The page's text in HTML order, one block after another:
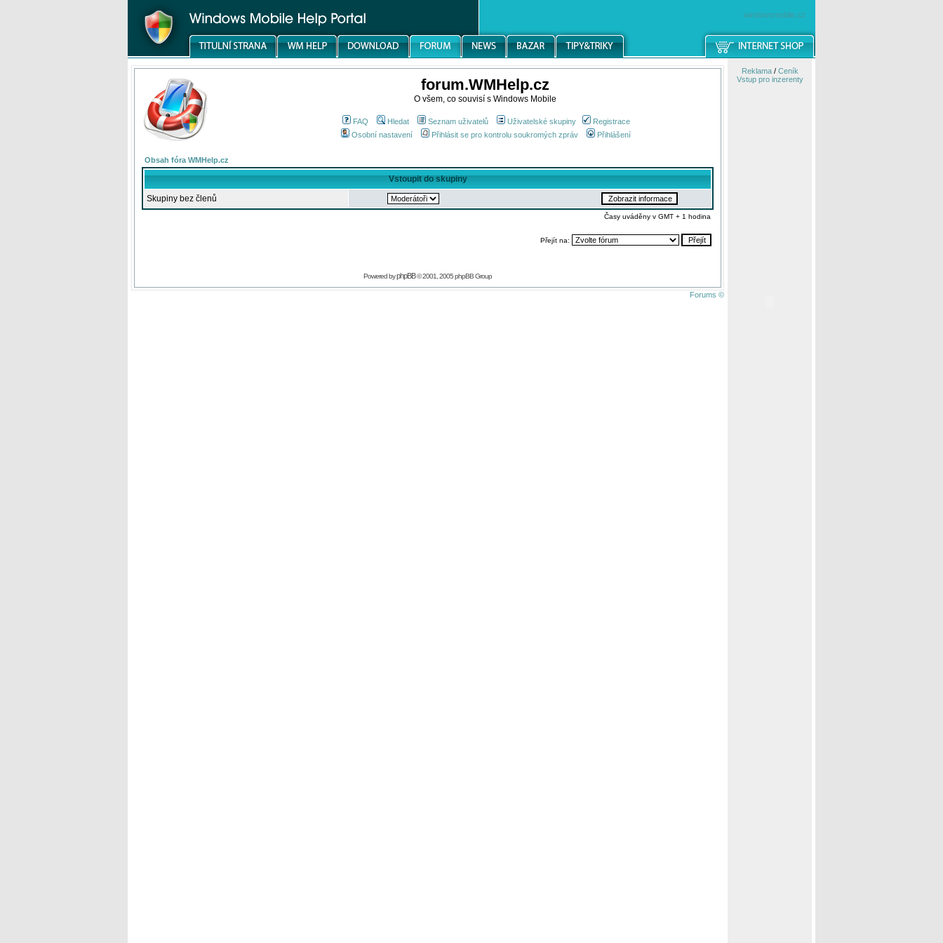
windowsmobile.cz
forum.WMHelp.cz
O všem, co souvisí s Windows Mobile
FAQ Hledat Seznam uživatelů Uživatelské skupiny
Registrace
Osobní nastavení
Přihlásit se pro kontrolu soukromých zpráv Přihlášení
Obsah fóra WMHelp.cz
Vstoupit do skupiny
Skupiny bez členů
Časy uváděny v GMT + 1 hodina
Přejít na:
Powered byphpBB© 2001, 2005 phpBB Group
Forums ©
Reklama/ Ceník
Vstup pro inzerenty